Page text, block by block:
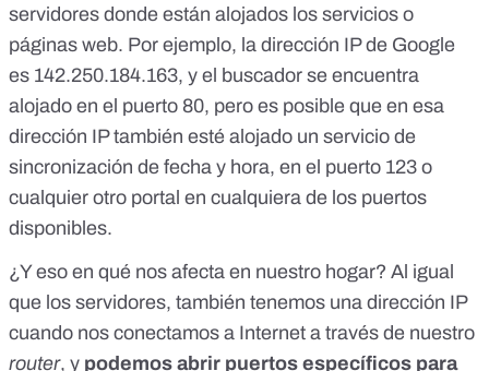
servidores donde están alojados los servicios o
páginas web. Por ejemplo, la dirección IP de Google
es 142.250.184.163, y el buscador se encuentra
alojado en el puerto 80, pero es posible que en esa
dirección IP también esté alojado un servicio de
sincronización de fecha y hora, en el puerto 123 o
cualquier otro portal en cualquiera de los puertos
disponibles.
¿Y eso en qué nos afecta en nuestro hogar? Al igual
que los servidores, también tenemos una dirección IP
cuando nos conectamos a Internet a través de nuestro
router, y podemos abrir puertos específicos para